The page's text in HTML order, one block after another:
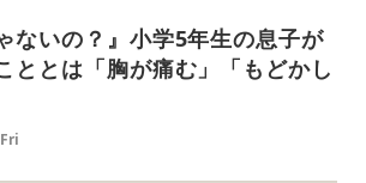
ないの？』小学5年生の息子が
ととは「胸が痛む」「もどかし